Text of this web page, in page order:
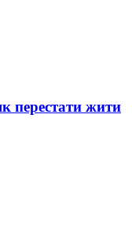
перестати жити